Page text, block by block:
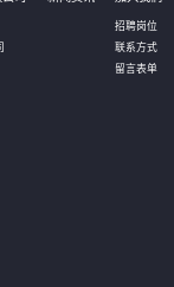
招聘岗位
联系方式
留言表单